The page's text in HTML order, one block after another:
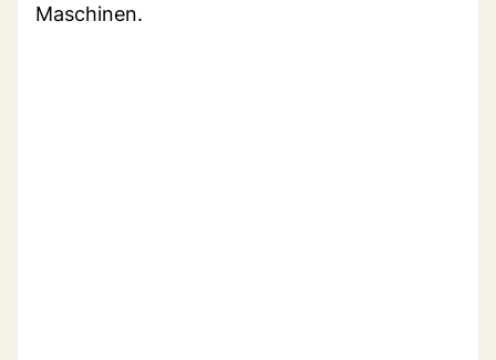
Maschinen.